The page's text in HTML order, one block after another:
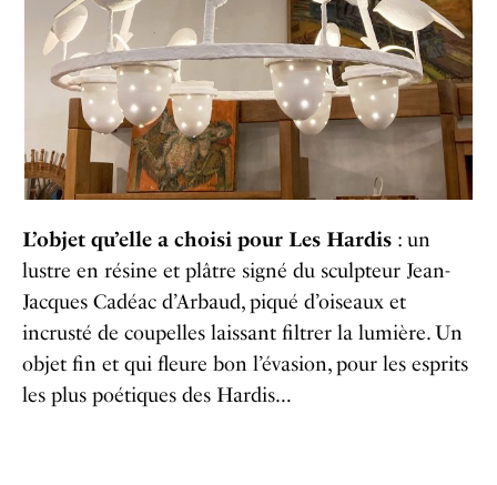
L’objet qu’elle a choisi pour Les Hardis : un
lustre en résine et plâtre signé du sculpteur Jean-
Jacques Cadéac d’Arbaud, piqué d’oiseaux et
incrusté de coupelles laissant filtrer la lumière. Un
objet fin et qui fleure bon l’évasion, pour les esprits
les plus poétiques des Hardis…